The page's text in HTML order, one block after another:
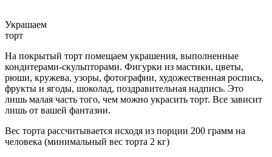
Украшаем
торт
На покрытый торт помещаем украшения, выполненные
кондитерами-скульпторами. Фигурки из мастики, цветы,
рюши, кружева, узоры, фотографии, художественная роспись,
фрукты и ягоды, шоколад, поздравительная надпись. Это
лишь малая часть того, чем можно украсить торт. Все зависит
лишь от вашей фантазии.
Вес торта рассчитывается исходя из порции 200 грамм на
человека (минимальный вес торта 2 кг)